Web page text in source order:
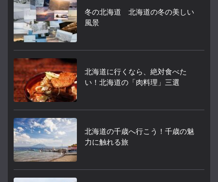
冬の北海道 北海道の冬の美しい
風景
北海道に行くなら、絶対食べた
い！北海道の「肉料理」三選
北海道の千歳へ行こう！千歳の魅
力に触れる旅